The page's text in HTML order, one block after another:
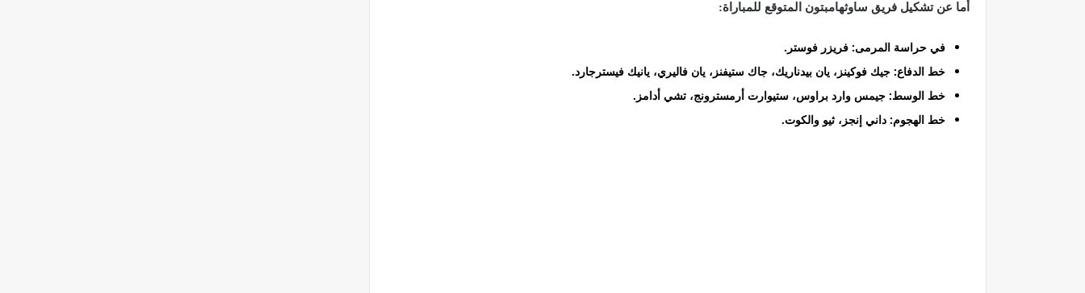
أما عن تشكيل فريق ساوثهامبتون المتوقع للمباراة:
في حراسة المرمى: فريزر فوستر.
خط الدفاع: جيك فوكينز، يان بيدناريك، جاك ستيفنز، يان فاليري، يانيك فيسترجارد.
خط الوسط: جيمس وارد براوس، ستيوارت أرمسترونج، تشي أدامز.
خط الهجوم: داني إنجز، ثيو والكوت.